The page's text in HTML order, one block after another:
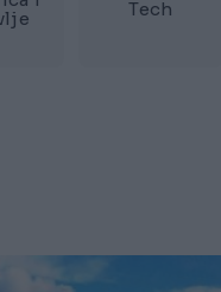
Tech